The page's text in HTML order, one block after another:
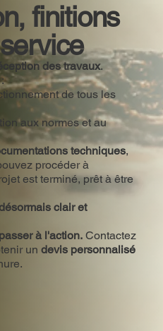
finitions
réception des travaux.
de tous les
aux normes et au
techniques,
procéder à
est terminé, prêt à être
clair et
à l'action.Contactez
un devis personnalisé